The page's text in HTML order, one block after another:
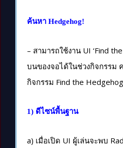
ค้นหา Hedgehog!
– สามารถใช้งาน UI ‘Find
บนของจอได้ในช่วงกิจกรรม
กิจกรรม Find the Hedgehog
1) ดีไซน์พื้นฐาน
a) เมื่อเปิด UI ผู้เล่นจะพบ